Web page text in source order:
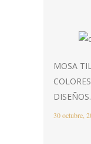
MOSA
DISEÑOS.
30 octubre,